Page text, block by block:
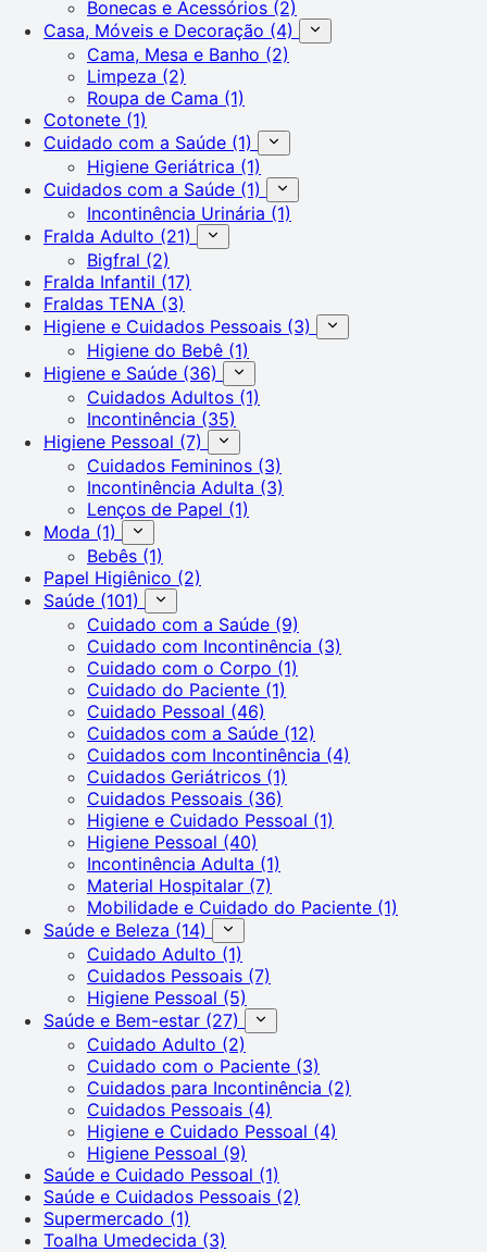
Bonecas e Acessórios (2)
Casa, Móveis e Decoração (4)
Cama, Mesa e Banho (2)
Limpeza (2)
Roupa de Cama (1)
Cotonete (1)
Cuidado com a Saúde (1)
Higiene Geriátrica (1)
Cuidados com a Saúde (1)
Incontinência Urinária (1)
Fralda Adulto (21)
Bigfral (2)
Fralda Infantil (17)
Fraldas TENA (3)
Higiene e Cuidados Pessoais (3)
Higiene do Bebê (1)
Higiene e Saúde (36)
Cuidados Adultos (1)
Incontinência (35)
Higiene Pessoal (7)
Cuidados Femininos (3)
Incontinência Adulta (3)
Lenços de Papel (1)
Moda (1)
Bebês (1)
Papel Higiênico (2)
Saúde (101)
Cuidado com a Saúde (9)
Cuidado com Incontinência (3)
Cuidado com o Corpo (1)
Cuidado do Paciente (1)
Cuidado Pessoal (46)
Cuidados com a Saúde (12)
Cuidados com Incontinência (4)
Cuidados Geriátricos (1)
Cuidados Pessoais (36)
Higiene e Cuidado Pessoal (1)
Higiene Pessoal (40)
Incontinência Adulta (1)
Material Hospitalar (7)
Mobilidade e Cuidado do Paciente (1)
Saúde e Beleza (14)
Cuidado Adulto (1)
Cuidados Pessoais (7)
Higiene Pessoal (5)
Saúde e Bem-estar (27)
Cuidado Adulto (2)
Cuidado com o Paciente (3)
Cuidados para Incontinência (2)
Cuidados Pessoais (4)
Higiene e Cuidado Pessoal (4)
Higiene Pessoal (9)
Saúde e Cuidado Pessoal (1)
Saúde e Cuidados Pessoais (2)
Supermercado (1)
Toalha Umedecida (3)